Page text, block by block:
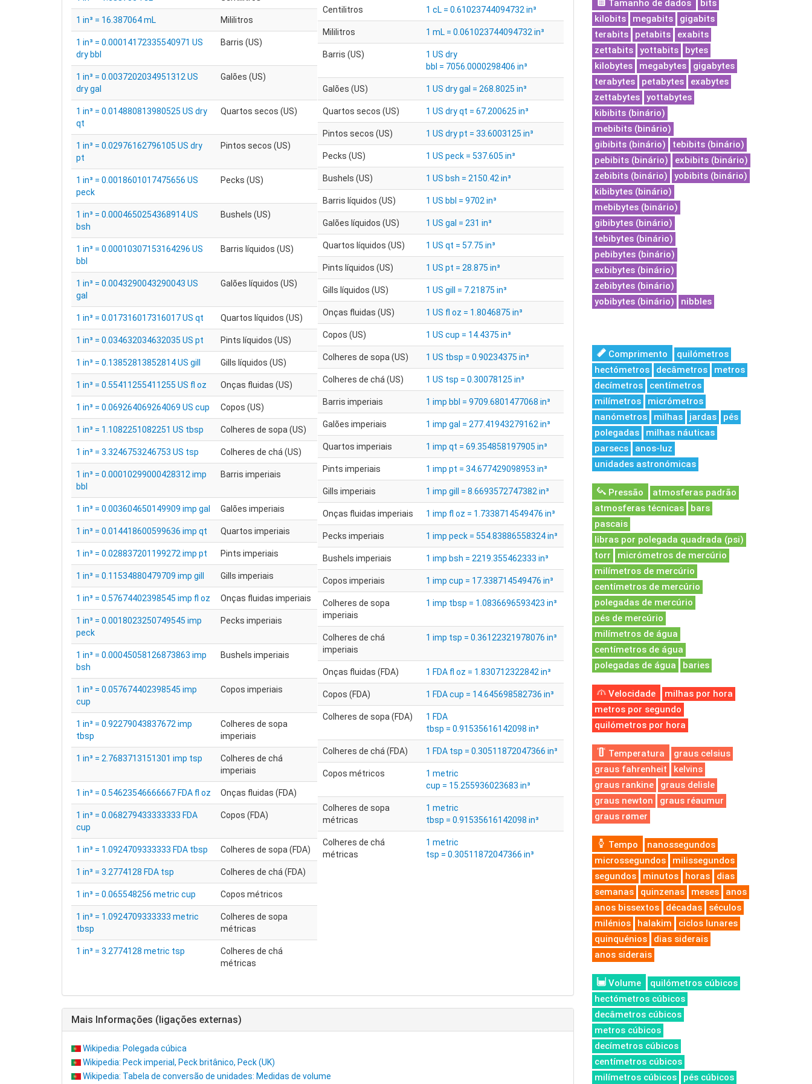
1 in³ = 16.387064 mL Mililitros
1 in³ = 0.00014172335540971 US
dry bbl
Barris (US)
1 in³ = 0.0037202034951312 US
dry gal
Galões (US)
1 in³ = 0.014880813980525 US dry
qt
Quartos secos (US)
1 in³ = 0.02976162796105 US dry
pt
Pintos secos (US)
1 in³ = 0.0018601017475656 US
peck
Pecks (US)
1 in³ = 0.0004650254368914 US
bsh
Bushels (US)
1 in³ = 0.00010307153164296 US
bbl
Barris líquidos (US)
1 in³ = 0.0043290043290043 US
gal
Galões líquidos (US)
1 in³ = 0.017316017316017 US qt Quartos líquidos (US)
1 in³ = 0.034632034632035 US pt Pints líquidos (US)
1 in³ = 0.13852813852814 US gill Gills líquidos (US)
1 in³ = 0.55411255411255 US fl oz Onças fluidas (US)
1 in³ = 0.069264069264069 US cup Copos (US)
1 in³ = 1.1082251082251 US tbsp Colheres de sopa (US)
1 in³ = 3.3246753246753 US tsp Colheres de chá (US)
1 in³ = 0.00010299000428312 imp
bbl
Barris imperiais
1 in³ = 0.003604650149909 imp gal Galões imperiais
1 in³ = 0.014418600599636 imp qt Quartos imperiais
1 in³ = 0.028837201199272 imp pt Pints imperiais
1 in³ = 0.11534880479709 imp gill Gills imperiais
1 in³ = 0.57674402398545 imp fl oz Onças fluidas imperiais
1 in³ = 0.0018023250749545 imp
peck
Pecks imperiais
1 in³ = 0.00045058126873863 imp
bsh
Bushels imperiais
1 in³ = 0.057674402398545 imp
cup
Copos imperiais
1 in³ = 0.92279043837672 imp
tbsp
Colheres de sopa
imperiais
1 in³ = 2.7683713151301 imp tsp
Colheres de chá
imperiais
1 in³ = 0.54623546666667 FDA fl oz Onças fluidas (FDA)
1 in³ = 0.068279433333333 FDA
cup
Copos (FDA)
1 in³ = 1.0924709333333 FDA tbsp Colheres de sopa (FDA)
1 in³ = 3.2774128 FDA tsp Colheres de chá (FDA)
1 in³ = 0.065548256 metric cup Copos métricos
1 in³ = 1.0924709333333 metric
tbsp
Colheres de sopa
métricas
1 in³ = 3.2774128 metric tsp
Colheres de chá
métricas
Centilitros 1 cL = 0.61023744094732 in³
Mililitros 1 mL = 0.061023744094732 in³
Barris (US)
1 US dry
bbl = 7056.0000298406 in³
Galões (US) 1 US dry gal = 268.8025 in³
Quartos secos (US) 1 US dry qt = 67.200625 in³
Pintos secos (US) 1 US dry pt = 33.6003125 in³
Pecks (US) 1 US peck = 537.605 in³
Bushels (US) 1 US bsh = 2150.42 in³
Barris líquidos (US) 1 US bbl = 9702 in³
Galões líquidos (US) 1 US gal = 231 in³
Quartos líquidos (US) 1 US qt = 57.75 in³
Pints líquidos (US) 1 US pt = 28.875 in³
Gills líquidos (US) 1 US gill = 7.21875 in³
Onças fluidas (US) 1 US fl oz = 1.8046875 in³
Copos (US) 1 US cup = 14.4375 in³
Colheres de sopa (US) 1 US tbsp = 0.90234375 in³
Colheres de chá (US) 1 US tsp = 0.30078125 in³
Barris imperiais 1 imp bbl = 9709.6801477068 in³
Galões imperiais 1 imp gal = 277.41943279162 in³
Quartos imperiais 1 imp qt = 69.354858197905 in³
Pints imperiais 1 imp pt = 34.677429098953 in³
Gills imperiais 1 imp gill = 8.6693572747382 in³
Onças fluidas imperiais 1 imp fl oz = 1.7338714549476 in³
Pecks imperiais 1 imp peck = 554.83886558324 in³
Bushels imperiais 1 imp bsh = 2219.355462333 in³
Copos imperiais 1 imp cup = 17.338714549476 in³
Colheres de sopa
imperiais
1 imp tbsp = 1.0836696593423 in³
Colheres de chá
imperiais
1 imp tsp = 0.36122321978076 in³
Onças fluidas (FDA) 1 FDA fl oz = 1.830712322842 in³
Copos (FDA) 1 FDA cup = 14.645698582736 in³
Colheres de sopa (FDA)
1 FDA
tbsp = 0.91535616142098 in³
Colheres de chá (FDA) 1 FDA tsp = 0.30511872047366 in³
Copos métricos
1 metric
cup = 15.255936023683 in³
Colheres de sopa
métricas
1 metric
tbsp = 0.91535616142098 in³
Colheres de chá
métricas
1 metric
tsp = 0.30511872047366 in³
Mais Informações (ligações externas)
Wikipedia: Polegada cúbica
Wikipedia: Peck imperial, Peck britânico, Peck (UK)
Wikipedia: Tabela de conversão de unidades: Medidas de volume
Tamanho de dados
bits
kilobits
megabits
gigabits
terabits
petabits
exabits
zettabits
yottabits
bytes
kilobytes
megabytes
gigabytes
terabytes
petabytes
exabytes
zettabytes
yottabytes
kibibits (binário)
mebibits (binário)
gibibits (binário)
tebibits (binário)
pebibits (binário)
exbibits (binário)
zebibits (binário)
yobibits (binário)
kibibytes (binário)
mebibytes (binário)
gibibytes (binário)
tebibytes (binário)
pebibytes (binário)
exbibytes (binário)
zebibytes (binário)
yobibytes (binário)
nibbles
Comprimento
quilómetros
hectómetros
decâmetros
metros
decímetros
centímetros
milímetros
micrómetros
nanómetros
milhas jardas
pés
polegadas
milhas náuticas
parsecs
anos-luz
unidades astronómicas
Pressão
atmosferas padrão
atmosferas técnicas
bars
pascais
libras por polegada quadrada (psi)
torr
micrómetros de mercúrio
milímetros de mercúrio
centímetros de mercúrio
polegadas de mercúrio
pés de mercúrio
milímetros de água
centímetros de água
polegadas de água
baries
Velocidade
milhas por hora
metros por segundo
quilómetros por hora
Temperatura
graus celsius
graus fahrenheit
kelvins
graus rankine
graus delisle
graus newton
graus réaumur
graus rømer
Tempo
nanossegundos
microssegundos
milissegundos
segundos
minutos horas
dias
semanas
quinzenas meses
anos
anos bissextos
décadas
séculos
milénios
halakim
ciclos lunares
quinquénios
dias siderais
anos siderais
Volume
quilómetros cúbicos
hectómetros cúbicos
decâmetros cúbicos
metros cúbicos
decímetros cúbicos
centímetros cúbicos
milímetros cúbicos
pés cúbicos